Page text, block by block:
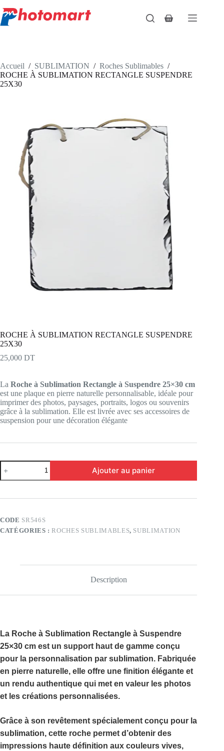
au
contenu
Panier
Accueil / SUBLIMATION / Roches Sublimables /
ROCHE À SUBLIMATION RECTANGLE SUSPENDRE
25X30
ROCHE À SUBLIMATION RECTANGLE SUSPENDRE
25X30
25,000 DT
La Roche à Sublimation Rectangle à Suspendre 25×30 cm
est une plaque en pierre naturelle personnalisable, idéale pour
imprimer des photos, paysages, portraits, logos ou souvenirs
grâce à la sublimation. Elle est livrée avec ses accessoires de
suspension pour une décoration élégante
quantité
de
ROCHE
SUBLIMATION
25X30
Ajouter au panier
CODE SR546S
CATÉGORIES :ROCHES SUBLIMABLES, SUBLIMATION
Description
La Roche à Sublimation Rectangle à Suspendre
25×30 cm est un support haut de gamme conçu
pour la personnalisation par sublimation. Fabriquée
en pierre naturelle, elle offre une finition élégante et
un rendu authentique qui met en valeur les photos
et les créations personnalisées.
Grâce à son revêtement spécialement conçu pour la
sublimation, cette roche permet d’obtenir des
impressions haute définition aux couleurs vives,